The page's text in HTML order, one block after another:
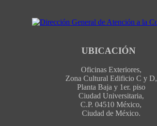
UBICACIÓN
Oficinas Exteriores,
Zona Cultural Edificio C y D,
Planta Baja y 1er. piso
Ciudad Universitaria,
C.P. 04510 México,
Ciudad de México.